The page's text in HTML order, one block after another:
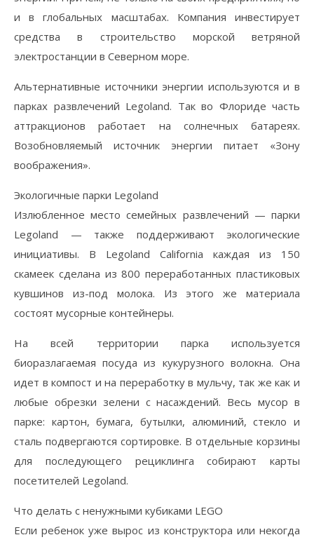
и в глобальных масштабах. Компания инвестирует
средства в строительство морской ветряной
электростанции в Северном море.
Альтернативные источники энергии используются и в
парках развлечений Legoland. Так во Флориде часть
аттракционов работает на солнечных батареях.
Возобновляемый источник энергии питает «Зону
воображения».
Экологичные парки Legoland
Излюбленное место семейных развлечений — парки
Legoland — также поддерживают экологические
инициативы. В Legoland California каждая из 150
скамеек сделана из 800 переработанных пластиковых
кувшинов из-под молока. Из этого же материала
состоят мусорные контейнеры.
На всей территории парка используется
биоразлагаемая посуда из кукурузного волокна. Она
идет в компост и на переработку в мульчу, так же как и
любые обрезки зелени с насаждений. Весь мусор в
парке: картон, бумага, бутылки, алюминий, стекло и
сталь подвергаются сортировке. В отдельные корзины
для последующего рециклинга собирают карты
посетителей Legoland.
Что делать с ненужными кубиками LEGO
Если ребенок уже вырос из конструктора или некогда